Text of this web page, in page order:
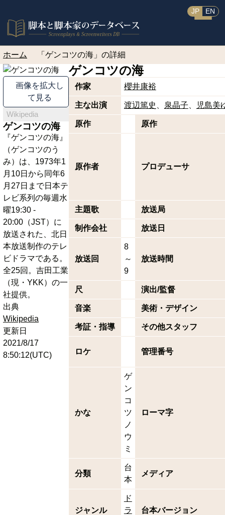
JP EN
ホーム 「ゲンコツの海」の詳細
画像を拡大し
て見る
Wikipedia
ゲンコツの海
『ゲンコツの海』
（ゲンコツのう
み）は、1973年1
月10日から同年6
月27日まで日本テ
レビ系列の毎週水
曜19:30 -
20:00（JST）に
放送された、北日
本放送制作のテレ
ビドラマである。
全25回。吉田工業
（現・YKK）の一
社提供。
出典
Wikipedia
更新日
2021/8/17
8:50:12(UTC)
ゲンコツの海
作家 櫻井康裕
主な出演 渡辺篤史 泉晶子 児島美
原作 原作
原作者 プロデューサ
主題歌 放送局
制作会社 放送日
放送回
8
～
9
放送時間
尺 演出/監督
音楽 美術・デザイン
考証・指導 その他スタッフ
ロケ 管理番号
かな
ゲ
ン
コ
ツ
ノ
ウ
ミ
ローマ字
分類
台
本
メディア
ジャンル
ド
ラ
台本バージョン